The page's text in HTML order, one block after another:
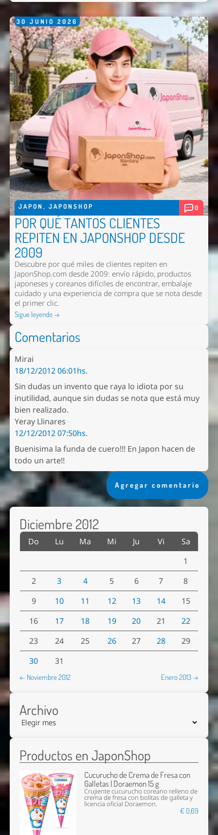
30 JUNIO 2026
JAPON , JAPONSHOP 0
POR QUÉ TANTOS CLIENTES
REPITEN EN JAPONSHOP DESDE
2009
Descubre por qué miles de clientes repiten en
JaponShop.com desde 2009: envío rápido, productos
japoneses y coreanos difíciles de encontrar, embalaje
cuidado y una experiencia de compra que se nota desde
el primer clic.
Sigue leyendo →
Comentarios
Mirai
18/12/2012 06:01hs.
Sin dudas un invento que raya lo idiota por su
inutilidad, aunque sin dudas se nota que está muy
bien realizado.
Yeray Llinares
12/12/2012 07:50hs.
Buenisima la funda de cuero!!! En Japon hacen de
todo un arte!!
Agregar comentario
Diciembre 2012
Do Lu Ma Mi Ju Vi
Sa
1
2
3 4 5 6 7
8
9
10 11 12 13 14
15
16
17 18 19 20 21
22
23
24 25 26 27 28
29
30
31
← Noviembre 2012 Enero 2013 →
Archivo
Productos en JaponShop
Cucurucho de Crema de Fresa con
Galletas | Doraemon 15 g
Crujiente cucurucho coreano relleno de
crema de fresa con bolitas de galleta y
licencia oficial Doraemon.
€ 0,69